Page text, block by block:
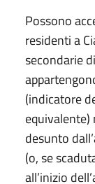
Possono
residenti a
secondarie
(indicatore
desunto
(o, se
all’inizio